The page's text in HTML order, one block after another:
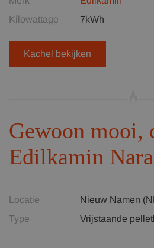
Kilowattage
7kWh
Kachel bekijken
Gewoon mooi,
Edilkamin Nara
Locatie
Nieuw Namen
Type
Vrijstaande